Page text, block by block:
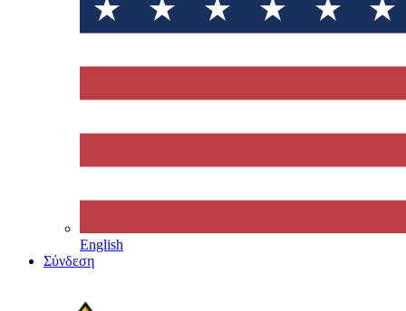
English
Σύνδεση